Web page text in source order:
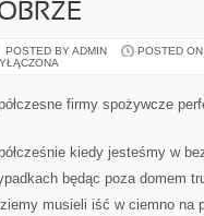
POSTED BY ADMIN POSTED
firmy spożywcze
kiedy jesteśmy w
będąc poza domem
musieli iść w ciemno na